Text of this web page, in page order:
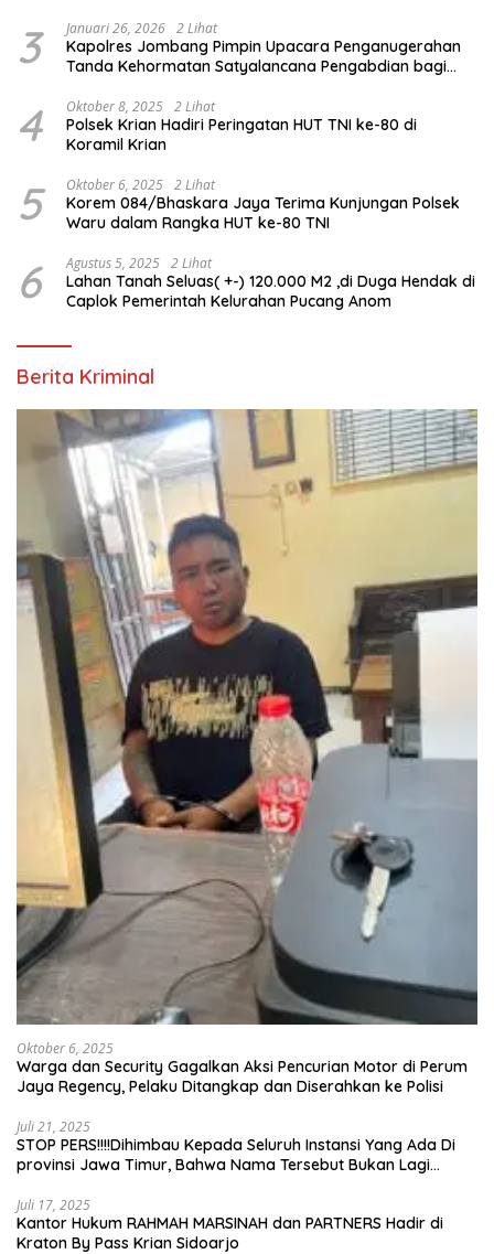
3 Januari 26, 2026 2 Lihat
Kapolres Jombang Pimpin Upacara Penganugerahan
Tanda Kehormatan Satyalancana Pengabdian bagi
4 Oktober 8, 2025 2 Lihat
Polsek Krian Hadiri Peringatan HUT TNI ke-80 di
Koramil Krian
5 Oktober 6, 2025 2 Lihat
Korem 084/Bhaskara Jaya Terima Kunjungan Polsek
6 Agustus 5, 2025 2 Lihat
Lahan Tanah Seluas( +-) 120.000 M2 ,di Duga Hendak di
Caplok Pemerintah Kelurahan Pucang Anom
Berita Kriminal
Oktober 6, 2025
Warga dan Security Gagalkan Aksi Pencurian Motor di Perum
Jaya Regency, Pelaku Ditangkap dan Diserahkan ke Polisi
Juli 21, 2025
STOP PERS!!!!Dihimbau Kepada Seluruh Instansi Yang Ada Di
provinsi Jawa Timur, Bahwa Nama Tersebut Bukan Lagi
Juli 17, 2025
Kantor Hukum RAHMAH MARSINAH dan PARTNERS Hadir di
Kraton By Pass Krian Sidoarjo